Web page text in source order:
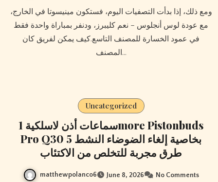
ومع ذلك، إذا بدأت التصفيات اليوم، فستكون مينيسوتا في الخارج،
مع عودة لوس أنجلوس – نعم كليبرز، ودنفر بمباراة واحدة فقط
في عمود الخسارة للمصنف التاسع.كيف يمكن لفريق كان
المصنف…
Uncategorized
سماعات أذن لاسلكية 1more Pistonbuds
Pro Q30 بخاصية إلغاء الضوضاء النشط 5
طرق مجربة للتخلص من الاكتئاب
matthewpolanco6 June 8, 2026 No Comments